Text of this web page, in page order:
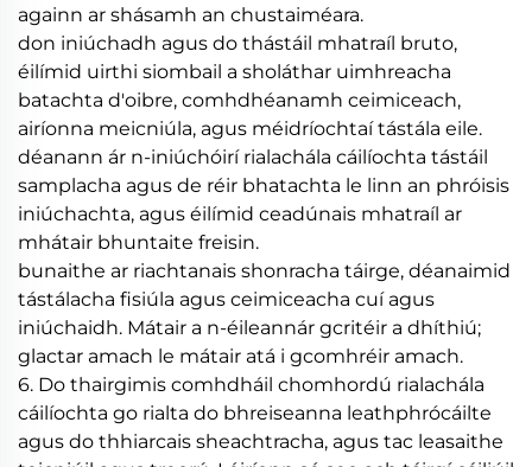
againn ar shásamh an chustaiméara.
don iniúchadh agus do thástáil mhatraíl bruto,
éilímid uirthi siombail a sholáthar uimhreacha
batachta d'oibre, comhdhéanamh ceimiceach,
airíonna meicniúla, agus méidríochtaí tástála eile.
déanann ár n-iniúchóirí rialachála cáilíochta tástáil
samplacha agus de réir bhatachta le linn an phróisis
iniúchachta, agus éilímid ceadúnais mhatraíl ar
mhátair bhuntaite freisin.
bunaithe ar riachtanais shonracha táirge, déanaimid
tástálacha fisiúla agus ceimiceacha cuí agus
iniúchaidh. Mátair a n-éileannár gcritéir a dhíthiú;
glactar amach le mátair atá i gcomhréir amach.
6. Do thairgimis comhdháil chomhordú rialachála
cáilíochta go rialta do bhreiseanna leathphrócáilte
agus do thhiarcais sheachtracha, agus tac leasaithe